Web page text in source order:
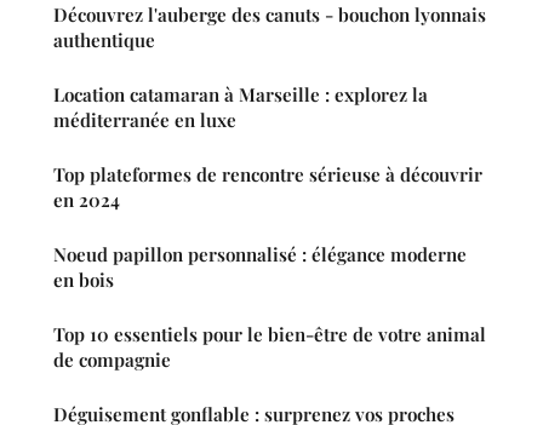
Découvrez l'auberge des canuts - bouchon lyonnais
authentique
Location catamaran à Marseille : explorez la
méditerranée en luxe
Top plateformes de rencontre sérieuse à découvrir
en 2024
Noeud papillon personnalisé : élégance moderne
en bois
Top 10 essentiels pour le bien-être de votre animal
de compagnie
Déguisement gonflable : surprenez vos proches